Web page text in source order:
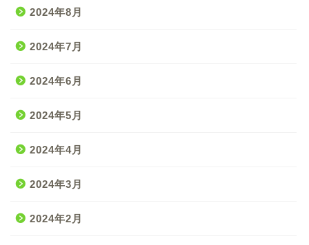
2024年8月
2024年7月
2024年6月
2024年5月
2024年4月
2024年3月
2024年2月